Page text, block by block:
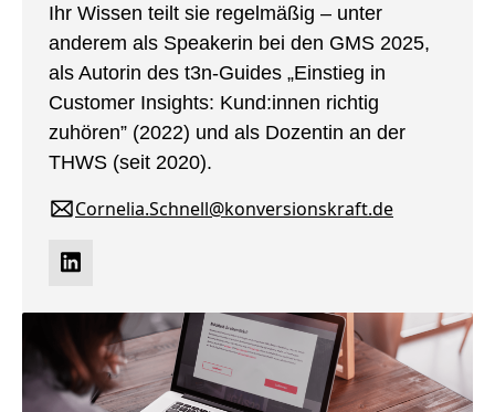
Ihr Wissen teilt sie regelmäßig – unter
anderem als Speakerin bei den GMS 2025,
als Autorin des t3n-Guides „Einstieg in
Customer Insights: Kund:innen richtig
zuhören” (2022) und als Dozentin an der
THWS (seit 2020).
Cornelia.Schnell@konversionskraft.de